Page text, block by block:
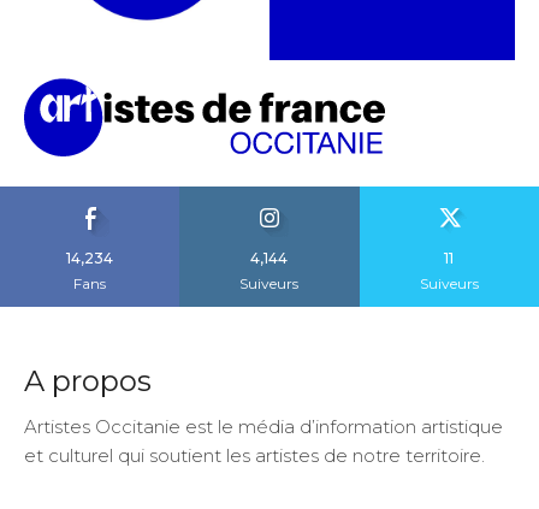
14,234
Fans
4,144
Suiveurs
11
Suiveurs
A propos
Artistes Occitanie est le média d’information artistique
et culturel qui soutient les artistes de notre territoire.